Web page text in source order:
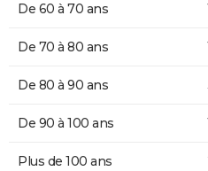
De 60 à 70 ans
De 70 à 80 ans
De 80 à 90 ans
De 90 à 100 ans
Plus de 100 ans